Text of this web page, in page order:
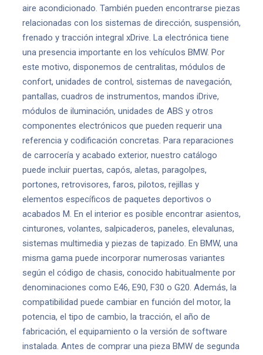
aire acondicionado. También pueden encontrarse piezas
relacionadas con los sistemas de dirección, suspensión,
frenado y tracción integral xDrive. La electrónica tiene
una presencia importante en los vehículos BMW. Por
este motivo, disponemos de centralitas, módulos de
confort, unidades de control, sistemas de navegación,
pantallas, cuadros de instrumentos, mandos iDrive,
módulos de iluminación, unidades de ABS y otros
componentes electrónicos que pueden requerir una
referencia y codificación concretas. Para reparaciones
de carrocería y acabado exterior, nuestro catálogo
puede incluir puertas, capós, aletas, paragolpes,
portones, retrovisores, faros, pilotos, rejillas y
elementos específicos de paquetes deportivos o
acabados M. En el interior es posible encontrar asientos,
cinturones, volantes, salpicaderos, paneles, elevalunas,
sistemas multimedia y piezas de tapizado. En BMW, una
misma gama puede incorporar numerosas variantes
según el código de chasis, conocido habitualmente por
denominaciones como E46, E90, F30 o G20. Además, la
compatibilidad puede cambiar en función del motor, la
potencia, el tipo de cambio, la tracción, el año de
fabricación, el equipamiento o la versión de software
instalada. Antes de comprar una pieza BMW de segunda